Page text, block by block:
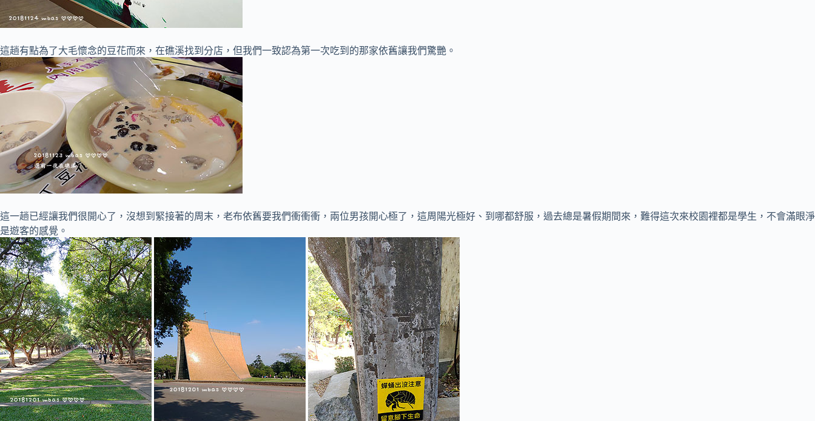
這趟有點為了大毛懷念的豆花而來，在礁溪找到分店，但我們一致認為第一次吃到的那家依舊讓我們驚艷。
這一趟已經讓我們很開心了，沒想到緊接著的周末，老布依舊要我們衝衝衝，兩位男孩開心極了，這周陽光極好、到哪都舒服，過去總是暑假期間來，難得這次來校園裡都是學生，不會滿眼淨
是遊客的感覺。